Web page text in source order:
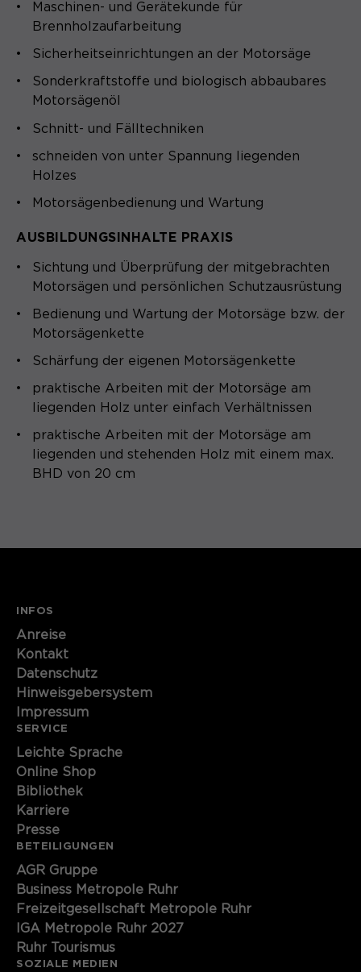
Maschinen- und Gerätekunde für
Brennholzaufarbeitung
Sicherheitseinrichtungen an der Motorsäge
Sonderkraftstoffe und biologisch abbaubares
Motorsägenöl
Schnitt- und Fälltechniken
schneiden von unter Spannung liegenden
Holzes
Motorsägenbedienung und Wartung
AUSBILDUNGSINHALTE PRAXIS
Sichtung und Überprüfung der mitgebrachten
Motorsägen und persönlichen Schutzausrüstung
Bedienung und Wartung der Motorsäge bzw. der
Motorsägenkette
Schärfung der eigenen Motorsägenkette
praktische Arbeiten mit der Motorsäge am
liegenden Holz unter einfach Verhältnissen
praktische Arbeiten mit der Motorsäge am
liegenden und stehenden Holz mit einem max.
BHD von 20 cm
INFOS
Anreise
Kontakt
Datenschutz
Hinweisgebersystem
Impressum
SERVICE
Leichte Sprache
Online Shop
Bibliothek
Karriere
Presse
BETEILIGUNGEN
AGR Gruppe
Business Metropole Ruhr
Freizeitgesellschaft Metropole Ruhr
IGA Metropole Ruhr 2027
Ruhr Tourismus
SOZIALE MEDIEN